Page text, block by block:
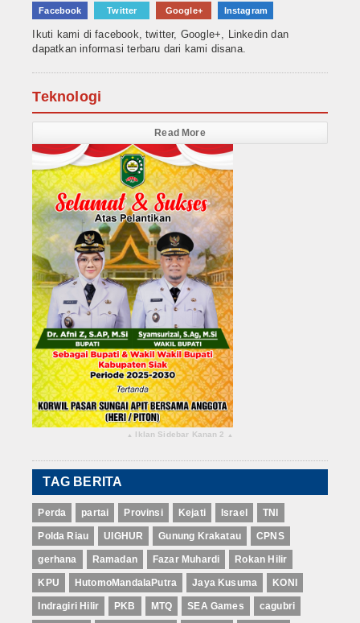
Facebook Twitter Google+ Instagram
Ikuti kami di facebook, twitter, Google+, Linkedin dan
dapatkan informasi terbaru dari kami disana.
Teknologi
Read More
▴ Iklan Sidebar Kanan 2 ▴
TAG BERITA
Perda partai Provinsi Kejati Israel TNI
Polda Riau UIGHUR Gunung Krakatau CPNS
gerhana Ramadan Fazar Muhardi Rokan Hilir
KPU HutomoMandalaPutra Jaya Kusuma KONI
Indragiri Hilir PKB MTQ SEA Games cagubri